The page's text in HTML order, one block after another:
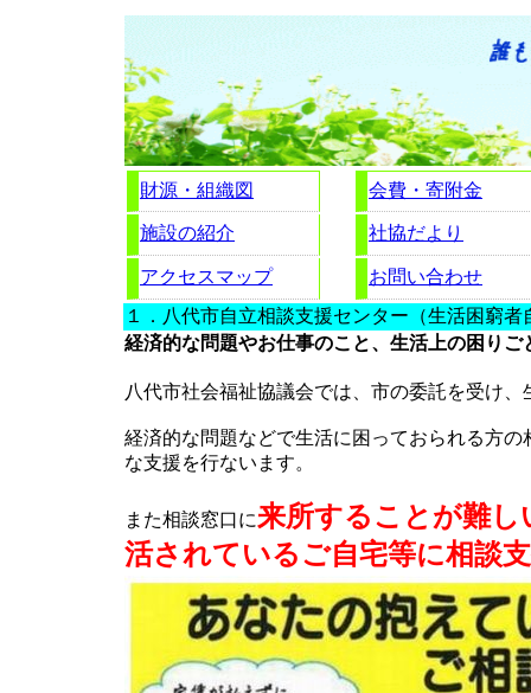
財源・組織図
施設の紹介
アクセスマップ
会費・寄附金
社協だより
お問い合わせ
１．八代市自立相談支援センター（生活困窮
経済的な問題やお仕事のこと、生活上の困り
八代市社会福祉協議会では、市の委託を受け
経済的な問題などで生活に困っておられる方
な支援を行ないます。
また相談窓口に来所することが難
活されているご自宅等に相談